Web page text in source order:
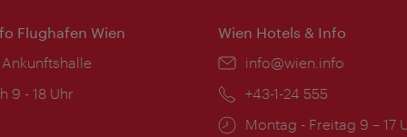
Flughafen Wien
9 - 18 Uhr
Wien Hotels & Info
Email:
info@wien.info
Telefon:
+43-1-24 555
Öffnungszeiten:
Montag - Freitag 9 – 17